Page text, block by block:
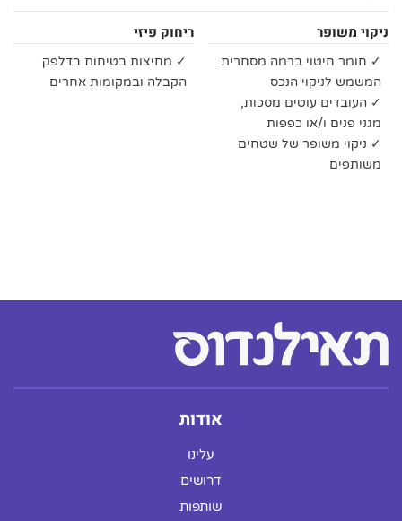
ניקוי משופר
✓ חומר חיטוי ברמה מסחרית
המשמש לניקוי הנכס
✓ העובדים עוטים מסכות,
מגני פנים ו/או כפפות
✓ ניקוי משופר של שטחים
משותפים
ריחוק פיזי
✓ מחיצות בטיחות בדלפק
הקבלה ובמקומות אחרים
אודות
עלינו
דרושים
שותפות